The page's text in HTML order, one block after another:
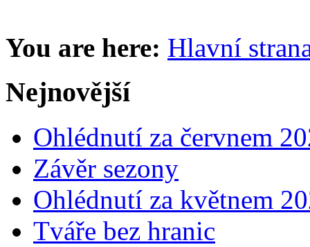
You are here: Hlavní
Nejnovější
Ohlédnutí za červnem
Závěr sezony
Ohlédnutí za květnem
Tváře bez hranic